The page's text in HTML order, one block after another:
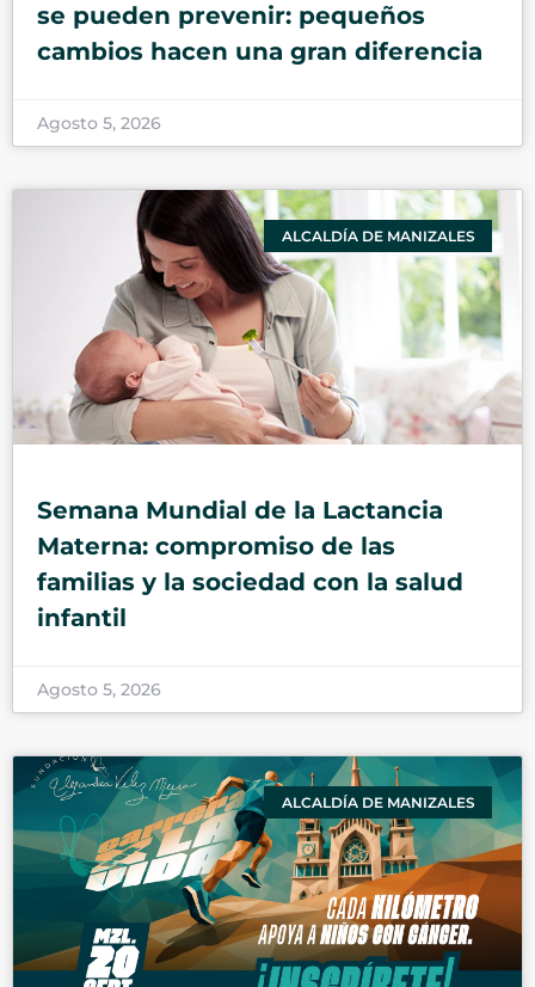
se pueden prevenir: pequeños
cambios hacen una gran diferencia
Agosto 5, 2026
ALCALDÍA DE MANIZALES
Semana Mundial de la Lactancia
Materna: compromiso de las
familias y la sociedad con la salud
infantil
Agosto 5, 2026
ALCALDÍA DE MANIZALES